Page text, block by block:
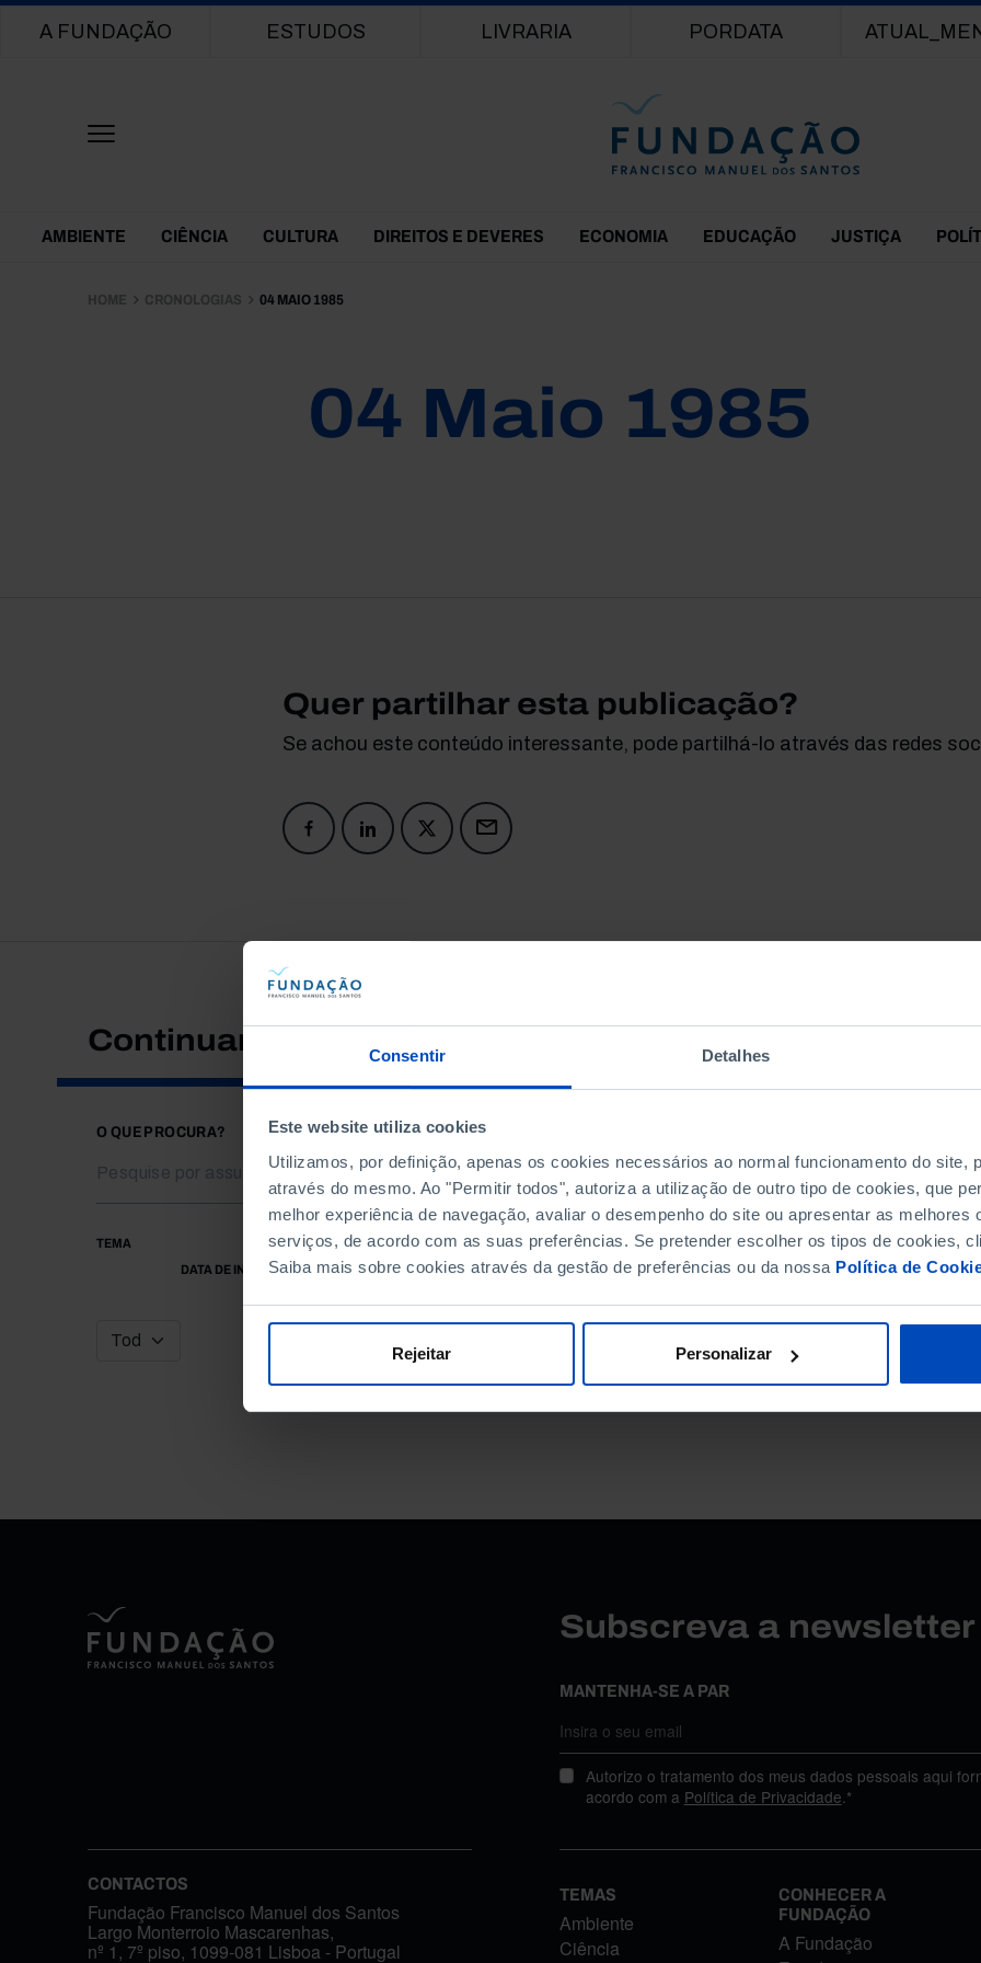
Consentir Detalhes
Este website utiliza cookies
Utilizamos, por definição, apenas os cookies necessários ao normal funcionamento do site,
através do mesmo. Ao "Permitir todos", autoriza a utilização de outro tipo de cookies, que
melhor experiência de navegação, avaliar o desempenho do site ou apresentar as melhores
serviços, de acordo com as suas preferências. Se pretender escolher os tipos de cookies,
Saiba mais sobre cookies através da gestão de preferências ou da nossa Política de
Rejeitar Personalizar
Main navigation
A FUNDAÇÃO ESTUDOS LIVRARIA PORDATA
Themes Menu
AMBIENTE CIÊNCIA CULTURA DIREITOS E DEVERES ECONOMIA EDUCAÇÃO JUSTIÇA
HOME CRONOLOGIAS 04 MAIO 1985
04 Maio 1985
Quer partilhar esta publicação?
Se achou este conteúdo interessante, pode partilhá-lo através das redes
Continuar a pesquisar
O QUE PROCURA?
TEMA
DATA DE INÍCIO
DATA DE FIM
Subscreva a
MANTENHA-SE A PAR
Autorizo o tratamento dos meus dados pessoais aqui
acordo com a Política de Privacidade.*
CONTACTOS
Fundação Francisco Manuel dos Santos
Largo Monterroio Mascarenhas,
nº 1, 7º piso, 1099-081 Lisboa - Portugal
TEMAS
Ambiente
Ciência
CONHECER A
FUNDAÇÃO
A Fundação